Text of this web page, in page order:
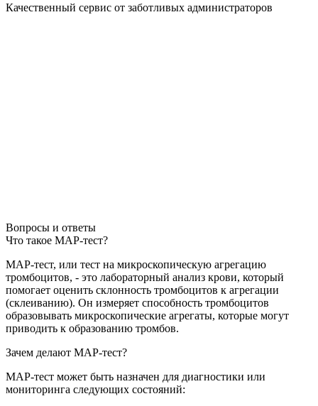
Качественный сервис от заботливых администраторов
Вопросы и ответы
Что такое МАР-тест?
МАР-тест, или тест на микроскопическую агрегацию
тромбоцитов, - это лабораторный анализ крови, который
помогает оценить склонность тромбоцитов к агрегации
(склеиванию). Он измеряет способность тромбоцитов
образовывать микроскопические агрегаты, которые могут
приводить к образованию тромбов.
Зачем делают МАР-тест?
МАР-тест может быть назначен для диагностики или
мониторинга следующих состояний: